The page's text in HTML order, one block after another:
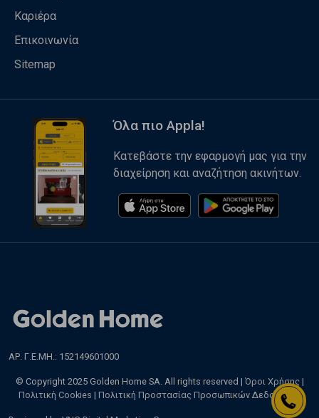
Καριέρα
Επικοινωνία
Sitemap
Όλα πιο Appla!
Κατεβάστε την εφαρμογή μας για την
διαχείρηση και αναζήτηση ακινήτων.
ΑΡ. Γ.Ε.ΜΗ.: 152149601000
© Copyright 2025 Golden Home SA. All rights reserved | Όροι Χρήσης |
Πολιτική Cookies | Πολιτική Προστασίας Προσωπικών Δεδομένων